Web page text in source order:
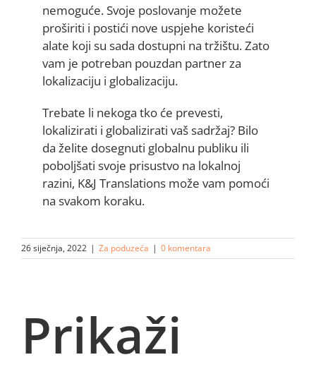
nemoguće. Svoje poslovanje možete
proširiti i postići nove uspjehe koristeći
alate koji su sada dostupni na tržištu. Zato
vam je potreban pouzdan partner za
lokalizaciju i globalizaciju.
Trebate li nekoga tko će prevesti,
lokalizirati i globalizirati vaš sadržaj? Bilo
da želite dosegnuti globalnu publiku ili
poboljšati svoje prisustvo na lokalnoj
razini, K&J Translations može vam pomoći
na svakom koraku.
26 siječnja, 2022 | Za poduzeća | 0 komentara
Prikaži